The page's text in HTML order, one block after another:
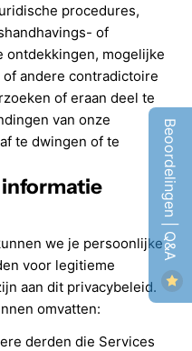
procedures,
of
ontdekkingen, mogelijke
andere contradictoire
of eraan deel te
van onze
te dwingen of te
informatie
we je persoonlijke
voor legitieme
aan dit privacybeleid.
omvatten:
derden die Services
Beoordelingen | Q&A